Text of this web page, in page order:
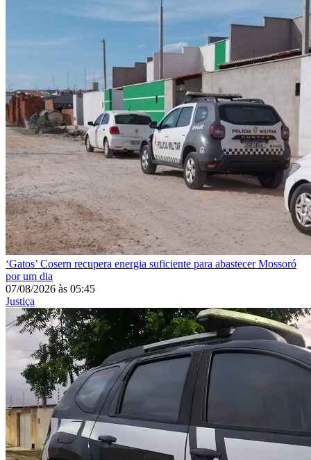
‘Gatos’ Cosern recupera energia suficiente para abastecer Mossoró
por um dia
07/08/2026 às 05:45
Justiça